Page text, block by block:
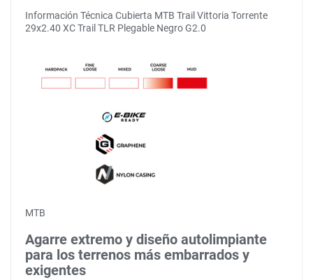
Información Técnica Cubierta MTB Trail Vittoria Torrente
29x2.40 XC Trail TLR Plegable Negro G2.0
MTB
Agarre extremo y diseño autolimpiante
para los terrenos más embarrados y
exigentes